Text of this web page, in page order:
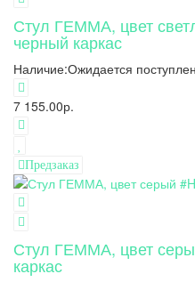
Стул ГЕММА, цвет
черный каркас
Наличие:Ожидается
7 155.00р.
Предзаказ
Стул ГЕММА, цвет
каркас